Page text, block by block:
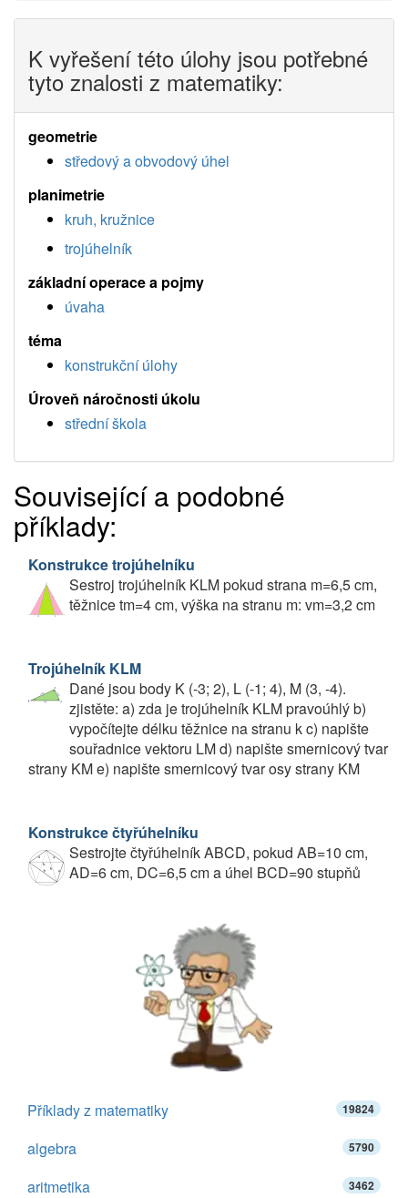
K vyřešení této úlohy jsou potřebné
tyto znalosti z matematiky:
geometrie
středový a obvodový úhel
planimetrie
kruh, kružnice
trojúhelník
základní operace a pojmy
úvaha
téma
konstrukční úlohy
Úroveň náročnosti úkolu
střední škola
Související a podobné
příklady:
Konstrukce trojúhelníku
Sestroj trojúhelník KLM pokud strana m=6,5 cm,
těžnice tm=4 cm, výška na stranu m: vm=3,2 cm
Trojúhelník KLM
Dané jsou body K (-3; 2), L (-1; 4), M (3, -4).
zjistěte: a) zda je trojúhelník KLM pravoúhlý b)
vypočítejte délku těžnice na stranu k c) napište
souřadnice vektoru LM d) napište smernicový tvar
strany KM e) napište smernicový tvar osy strany KM
Konstrukce čtyřúhelníku
Sestrojte čtyřúhelník ABCD, pokud AB=10 cm,
AD=6 cm, DC=6,5 cm a úhel BCD=90 stupňů
Příklady z matematiky 19824
algebra 5790
aritmetika 3462